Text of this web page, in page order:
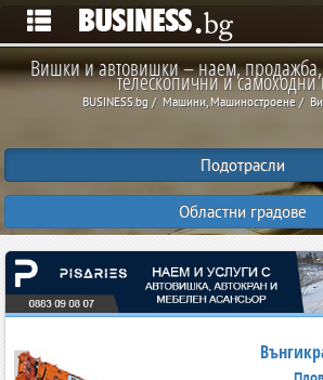
Вишки и автовишки – наем,
телескопични и
BUSINESS.bg Машини, Машиностроене
Подотрасли
Областни градове